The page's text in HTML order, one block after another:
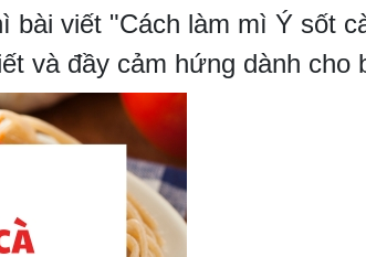
viết "Cách làm mì Ý sốt
và đầy cảm hứng dành cho